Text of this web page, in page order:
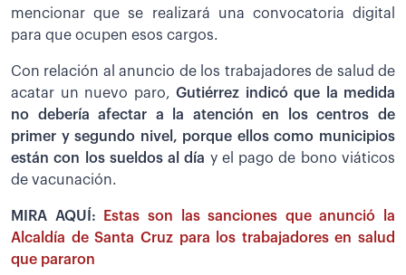
mencionar que se realizará una convocatoria digital
para que ocupen esos cargos.
Con relación al anuncio de los trabajadores de salud de
acatar un nuevo paro, Gutiérrez indicó que la medida
no debería afectar a la atención en los centros de
primer y segundo nivel, porque ellos como municipios
están con los sueldos al día y el pago de bono viáticos
de vacunación.
MIRA AQUÍ:
Estas son las sanciones que anunció la
Alcaldía de Santa Cruz para los trabajadores en salud
que pararon